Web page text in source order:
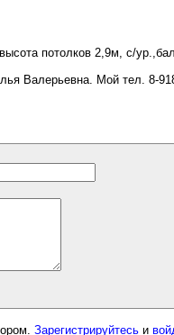
потолков 2,9м, с/
Валерьевна. Мой тел. 8-
Зарегистрируйтесь и